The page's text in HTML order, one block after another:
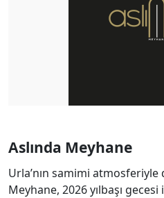
Aslında Meyhane
Urla’nın samimi atmosferiyle
Meyhane, 2026 yılbaşı gecesi